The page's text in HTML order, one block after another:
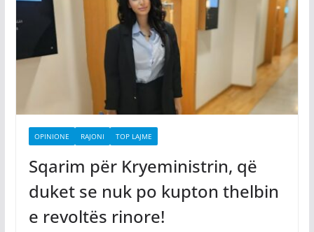
OPINIONE RAJONI TOP LAJME
Sqarim për Kryeministrin, që
duket se nuk po kupton thelbin
e revoltës rinore!